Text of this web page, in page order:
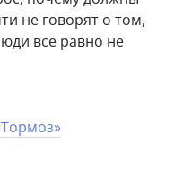
не говорят о том,
все равно не